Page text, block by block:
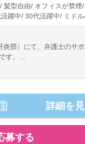
髪型自由/ オフィスが禁煙
躍中/ 30代活躍中/ ミド
炎部）にて、弁護士のサ
す。
書類作成やファイリング
詳細を
募する